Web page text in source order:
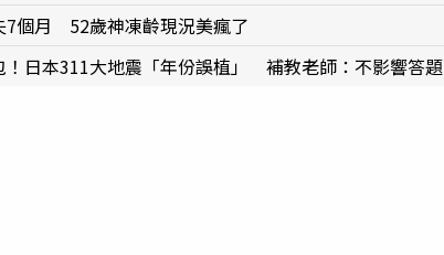
7個月 52歲神凍齡現況美瘋了
！日本311大地震「年份誤植」 補教老師：不影響答題